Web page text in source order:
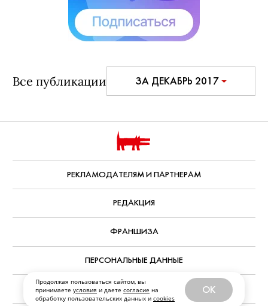
Продолжая пользоваться сайтом, вы
принимаете условия и даете согласие на
обработку пользовательских данных и cookies
OK
Все публикации ЗА ДЕКАБРЬ 2017
РЕКЛАМОДАТЕЛЯМ И ПАРТНЕРАМ
РЕДАКЦИЯ
ПЕРЕЙТИ НА ПОЛНУЮ ВЕРСИЮ SOBAKA.RU